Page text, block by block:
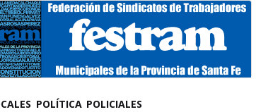
POLÍTICA POLICIALES